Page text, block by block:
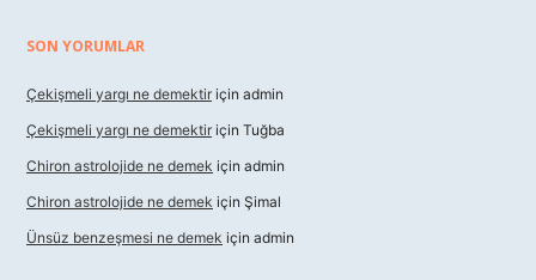
SON YORUMLAR
Çekişmeli yargı ne demektir için admin
Çekişmeli yargı ne demektir için Tuğba
Chiron astrolojide ne demek için admin
Chiron astrolojide ne demek için Şimal
Ünsüz benzeşmesi ne demek için admin